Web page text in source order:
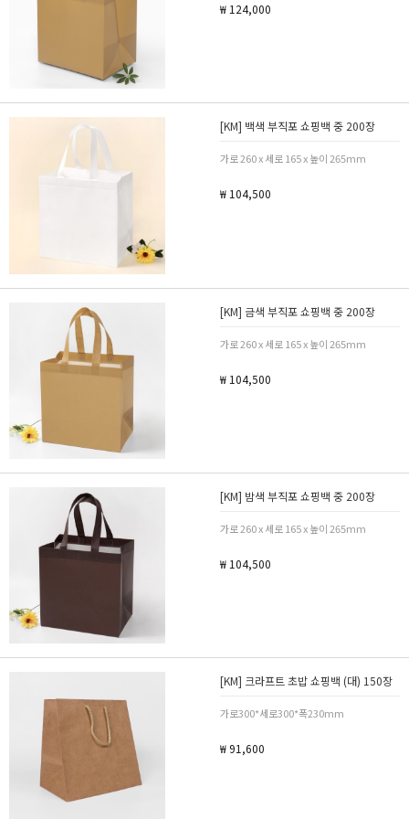
₩ 124,000
[KM] 백색 부직포 쇼핑백 중 200장
가로 260 x 세로 165 x 높이 265mm
₩ 104,500
[KM] 금색 부직포 쇼핑백 중 200장
가로 260 x 세로 165 x 높이 265mm
₩ 104,500
[KM] 밤색 부직포 쇼핑백 중 200장
가로 260 x 세로 165 x 높이 265mm
₩ 104,500
[KM] 크라프트 초밥 쇼핑백 (대) 150장
가로300*세로300*폭230mm
₩ 91,600